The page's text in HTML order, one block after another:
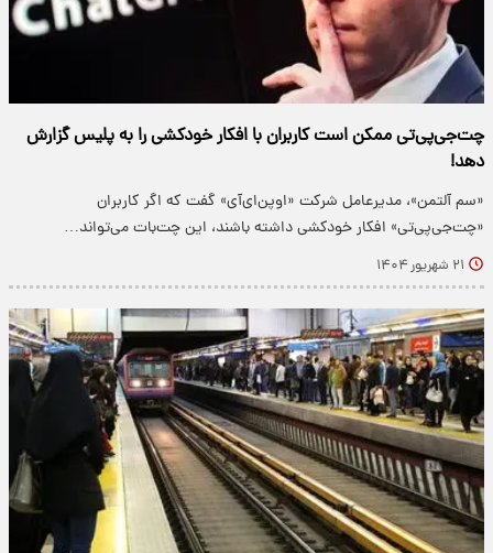
چت‌جی‌پی‌تی ممکن است کاربران با افکار خودکشی را به پلیس گزارش
دهد!
«سم آلتمن»، مدیرعامل شرکت «اوپن‌ای‌آی» گفت که اگر کاربران
«چت‌جی‌پی‌تی» افکار خودکشی داشته باشند، این چت‌بات می‌تواند…
۲۱ شهریور ۱۴۰۴